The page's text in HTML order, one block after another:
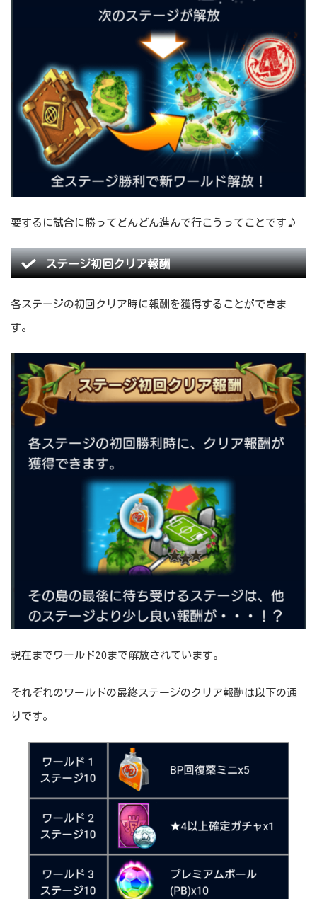
要するに試合に勝ってどんどん進んで行こうってことです♪
ステージ初回クリア報酬
各ステージの初回クリア時に報酬を獲得することができま
す。
現在までワールド20まで解放されています。
それぞれのワールドの最終ステージのクリア報酬は以下の通
りです。